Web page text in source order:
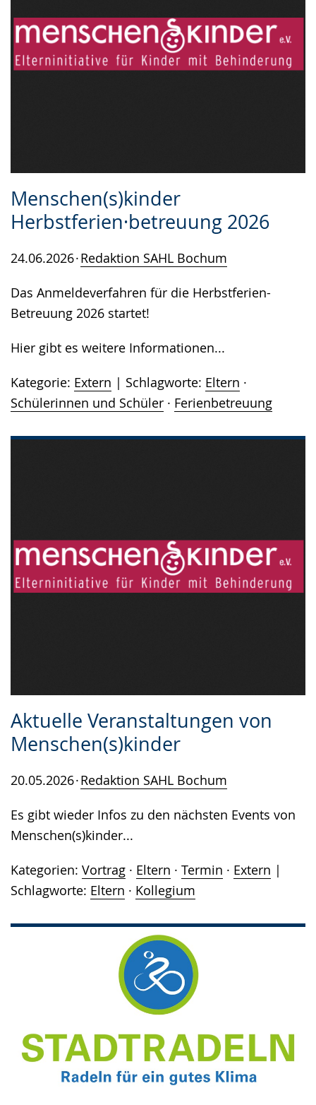
Menschen(s)kinder
Herbstferien·betreuung 2026
24.06.2026 Redaktion SAHL Bochum
Das Anmeldeverfahren für die Herbstferien-
Betreuung 2026 startet!
Hier gibt es weitere Informationen...
Kategorie: Extern Schlagworte: Eltern ·
Schülerinnen und Schüler · Ferienbetreuung
Aktuelle Veranstaltungen von
Menschen(s)kinder
20.05.2026 Redaktion SAHL Bochum
Es gibt wieder Infos zu den nächsten Events von
Menschen(s)kinder...
Kategorien: Vortrag · Eltern · Termin · Extern
Schlagworte: Eltern · Kollegium